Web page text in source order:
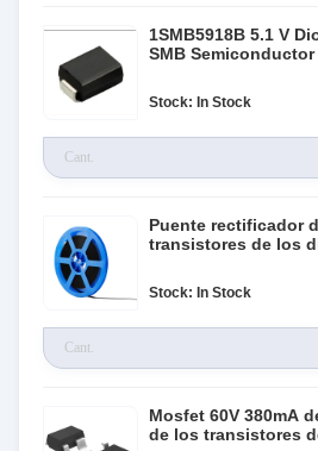
1SMB5918B 5.1 V
SMB
Stock: In Stock
Puente rectificador
transistores de los
Stock: In Stock
Mosfet 60V 380mA
de los transistores